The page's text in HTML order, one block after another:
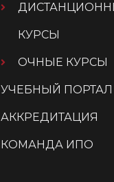
КУРСЫ
ОЧНЫЕ КУРСЫ
УЧЕБНЫЙ ПОРТАЛ
АККРЕДИТАЦИЯ
КОМАНДА ИПО